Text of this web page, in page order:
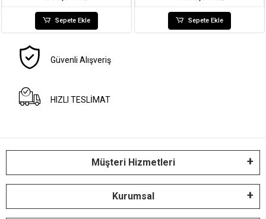
Sepete Ekle Sepete Ekle
Güvenli Alışveriş
HIZLI TESLİMAT
Müşteri Hizmetleri
Kurumsal